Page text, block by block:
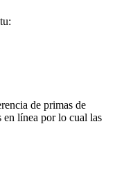
de primas de
en línea por lo cual las